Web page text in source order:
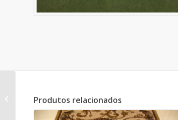
Produtos relacionados
Itapema